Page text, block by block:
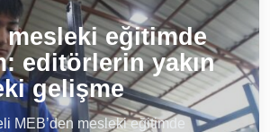
mesleki eğitimde
editörlerin yakın
gelişme
MEB’den mesleki eğitimde